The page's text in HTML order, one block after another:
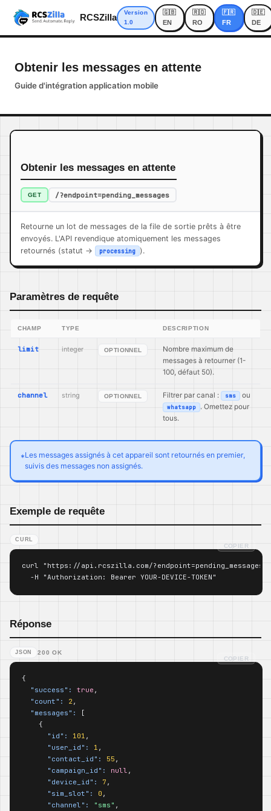
RCSZilla
Version
1.0
🇬🇧
EN
🇷🇴
RO
🇫🇷
FR
🇩🇪
DE
Obtenir les messages en attente
Guide d'intégration application mobile
Obtenir les messages en attente
GET /?endpoint=pending_messages
Retourne un lot de messages de la file de sortie prêts à être
envoyés. L'API revendique atomiquement les messages
retournés (statut ->
processing ).
Paramètres de requête
CHAMP TYPE DESCRIPTION
limit integer OPTIONNEL
Nombre maximum de
messages à retourner (1-
100, défaut 50).
channel string OPTIONNEL Filtrer par canal : sms ou
whatsapp
. Omettez pour
tous.
*Les messages assignés à cet appareil sont retournés en premier,
suivis des messages non assignés.
Exemple de requête
CURL
curl "https://api.rcszilla.com/
  -H "Authorization: Bearer YOUR-DEVICE-TOKEN"
COPIER
Réponse
JSON 200 OK
{
"success":
true ,
"count":
2 ,
"messages":
[
    {
"id":
101 ,
"user_id":
1 ,
"contact_id":
55 ,
"campaign_id":
null ,
"device_id":
7 ,
"sim_slot":
0 ,
"channel":
"sms" ,
COPIER